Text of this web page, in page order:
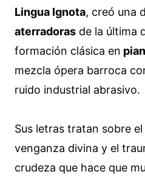
Lingua Ignota, creó una
aterradoras de la última
formación clásica en
mezcla ópera barroca
ruido industrial abrasivo.
Sus letras tratan sobre
venganza divina y el
crudeza que hace que